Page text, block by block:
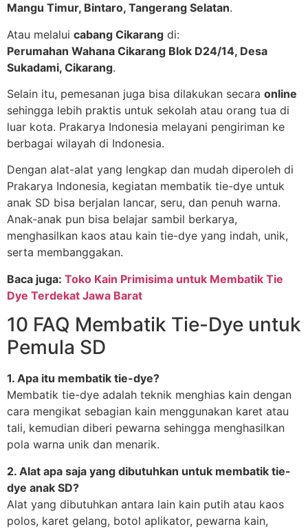
Mangu Timur, Bintaro, Tangerang Selatan.
Atau melalui cabang Cikarang di:
Perumahan Wahana Cikarang Blok D24/14, Desa
Sukadami, Cikarang.
Selain itu, pemesanan juga bisa dilakukan secara online
sehingga lebih praktis untuk sekolah atau orang tua di
luar kota. Prakarya Indonesia melayani pengiriman ke
berbagai wilayah di Indonesia.
Dengan alat-alat yang lengkap dan mudah diperoleh di
Prakarya Indonesia, kegiatan membatik tie-dye untuk
anak SD bisa berjalan lancar, seru, dan penuh warna.
Anak-anak pun bisa belajar sambil berkarya,
menghasilkan kaos atau kain tie-dye yang indah, unik,
serta membanggakan.
Baca juga: Toko Kain Primisima untuk Membatik Tie
Dye Terdekat Jawa Barat
10 FAQ Membatik Tie-Dye untuk
Pemula SD
1. Apa itu membatik tie-dye?
Membatik tie-dye adalah teknik menghias kain dengan
cara mengikat sebagian kain menggunakan karet atau
tali, kemudian diberi pewarna sehingga menghasilkan
pola warna unik dan menarik.
2. Alat apa saja yang dibutuhkan untuk membatik tie-
dye anak SD?
Alat yang dibutuhkan antara lain kain putih atau kaos
polos, karet gelang, botol aplikator, pewarna kain,